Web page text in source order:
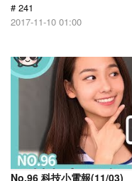
# 241
2017-11-10 01:00
No.96 科技小電報(11/03)